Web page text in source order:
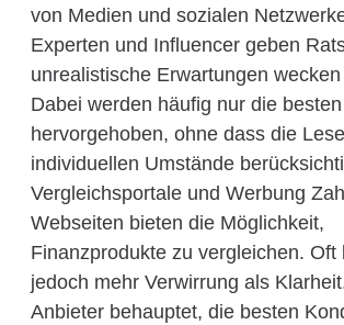
von Medien und sozialen
Experten und Influencer geben
unrealistische Erwartungen
Dabei werden häufig nur die
hervorgehoben, ohne dass die
individuellen Umstände
Vergleichsportale und Werbung
Webseiten bieten die Möglichkeit,
Finanzprodukte zu vergleichen. Oft
jedoch mehr Verwirrung als
Anbieter behauptet, die besten